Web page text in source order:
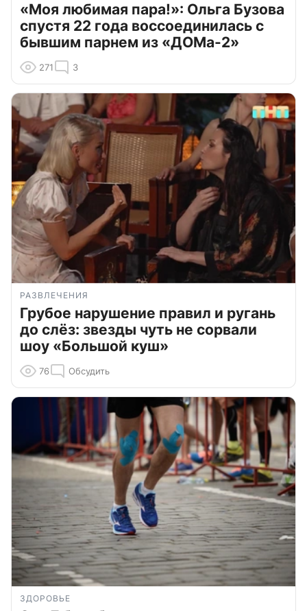
«Моя любимая пара!»: Ольга Бузова
спустя 22 года воссоединилась с
бывшим парнем из «ДОМа-2»
271 3
РАЗВЛЕЧЕНИЯ
Грубое нарушение правил и ругань
до слёз: звезды чуть не сорвали
шоу «Большой куш»
76 Обсудить
ЗДОРОВЬЕ